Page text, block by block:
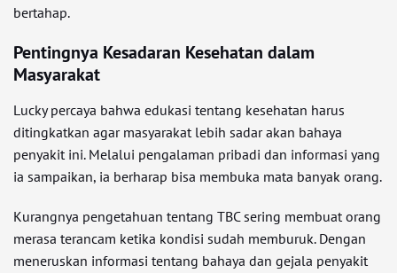
bertahap.
Pentingnya Kesadaran Kesehatan dalam
Masyarakat
Lucky percaya bahwa edukasi tentang kesehatan harus
ditingkatkan agar masyarakat lebih sadar akan bahaya
penyakit ini. Melalui pengalaman pribadi dan informasi yang
ia sampaikan, ia berharap bisa membuka mata banyak orang.
Kurangnya pengetahuan tentang TBC sering membuat orang
merasa terancam ketika kondisi sudah memburuk. Dengan
meneruskan informasi tentang bahaya dan gejala penyakit